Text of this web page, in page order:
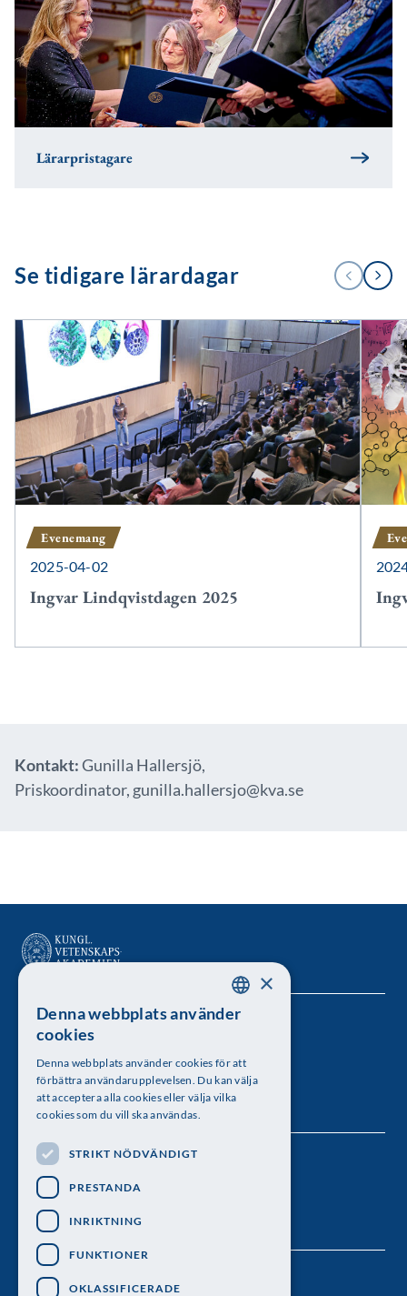
Lärarpristagare
Se tidigare lärardagar
1
/
FÖREGÅENDE
NÄSTA
Evenemang
2025-04-02
Ingvar Lindqvistdagen 2025
Kontakt:Gunilla Hallersjö,
Priskoordinator, gunilla.hallersjo@kva.se
Kungl. Vetenskapsakademien
Besöksadress: Lilla Frescativägen 4A
Telefon: 08-673 95 00
Följ oss
SWEDISH
×
Denna webbplats använder
cookies
Denna webbplats använder cookies för att
förbättra användarupplevelsen. Du kan välja
att acceptera alla cookies eller välja vilka
cookies som du vill ska användas.
STRIKT NÖDVÄNDIGT
PRESTANDA
INRIKTNING
FUNKTIONER
OKLASSIFICERADE